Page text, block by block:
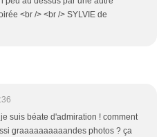
<br /> <br /> SYLVIE de
suis béate d'admiration ! comment
graaaaaaaaaandes photos ? ça